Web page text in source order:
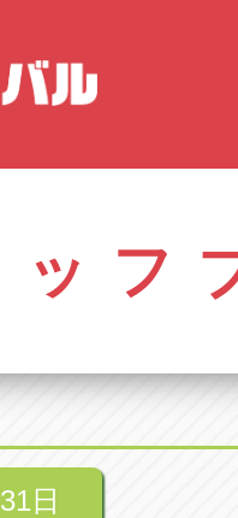
アップル
0561-84-
柏井町4-43-1
中央店
池町29-1
ッフ
日